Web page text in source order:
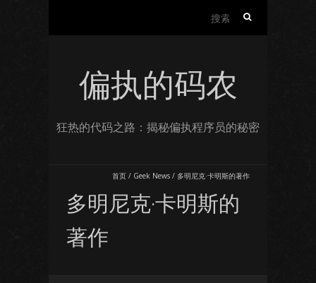
偏执的码农
狂热的代码之路：揭秘偏执程序员的秘密
首页 / Geek News / 多明尼克·卡明斯的著作
多明尼克·卡明斯的
著作